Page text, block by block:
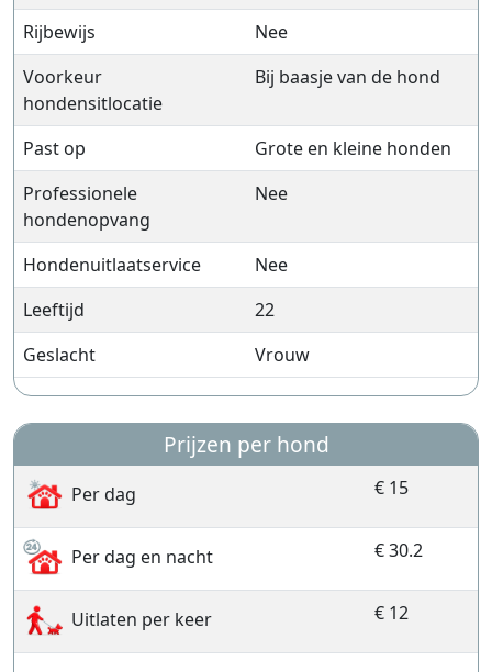
Rijbewijs
Nee
Voorkeur
hondensitlocatie
Bij baasje van de hond
Past op
Grote en kleine honden
Professionele
hondenopvang
Nee
Hondenuitlaatservice
Nee
Leeftijd
22
Geslacht
Vrouw
Prijzen per hond
Per dag € 15
Per dag en nacht € 30.2
Uitlaten per keer € 12